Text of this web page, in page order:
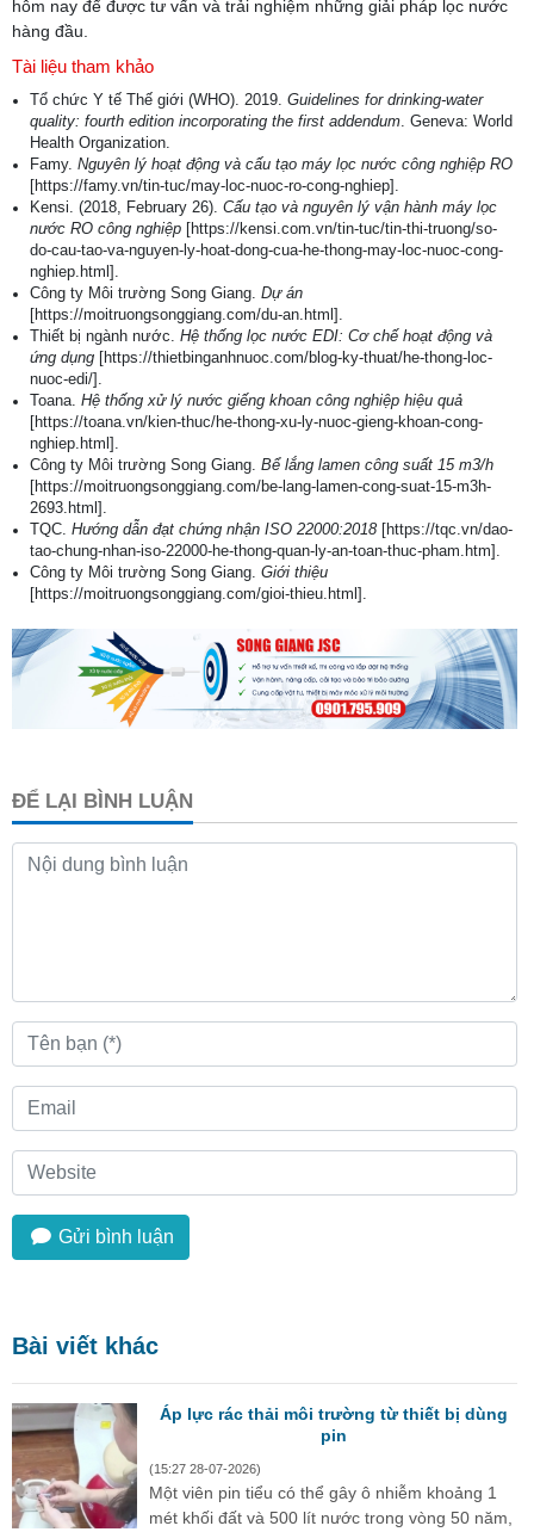
hôm nay để được tư vấn và trải nghiệm những giải pháp lọc nước
hàng đầu.
Tài liệu tham khảo
Tổ chức Y tế Thế giới (WHO). 2019. Guidelines for drinking-water
quality: fourth edition incorporating the first addendum . Geneva: World
Health Organization.
Famy. Nguyên lý hoạt động và cấu tạo máy lọc nước công nghiệp RO
[https://famy.vn/tin-tuc/may-loc-nuoc-ro-cong-nghiep].
Kensi. (2018, February 26). Cấu tạo và nguyên lý vận hành máy lọc
nước RO công nghiệp [https://kensi.com.vn/tin-tuc/tin-thi-truong/so-
do-cau-tao-va-nguyen-ly-hoat-dong-cua-he-thong-may-loc-nuoc-cong-
nghiep.html].
Công ty Môi trường Song Giang. Dự án
[https://moitruongsonggiang.com/du-an.html].
Thiết bị ngành nước. Hệ thống lọc nước EDI: Cơ chế hoạt động và
ứng dụng [https://thietbinganhnuoc.com/blog-ky-thuat/he-thong-loc-
nuoc-edi/].
Toana. Hệ thống xử lý nước giếng khoan công nghiệp hiệu quả
[https://toana.vn/kien-thuc/he-thong-xu-ly-nuoc-gieng-khoan-cong-
nghiep.html].
Công ty Môi trường Song Giang. Bể lắng lamen công suất 15 m3/h
[https://moitruongsonggiang.com/be-lang-lamen-cong-suat-15-m3h-
2693.html].
TQC. Hướng dẫn đạt chứng nhận ISO 22000:2018 [https://tqc.vn/dao-
tao-chung-nhan-iso-22000-he-thong-quan-ly-an-toan-thuc-pham.htm].
Công ty Môi trường Song Giang. Giới thiệu
[https://moitruongsonggiang.com/gioi-thieu.html].
ĐỂ LẠI BÌNH LUẬN
Gửi bình luận
Bài viết khác
Áp lực rác thải môi trường từ thiết bị dùng
pin
(15:27 28-07-2026)
Một viên pin tiểu có thể gây ô nhiễm khoảng 1
mét khối đất và 500 lít nước trong vòng 50 năm,